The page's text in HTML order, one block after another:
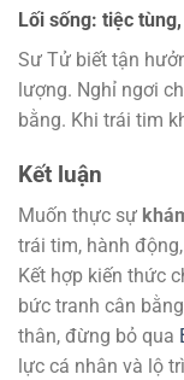
Lối sống: tiệc
Sư Tử biết tận
lượng. Nghỉ ngơi
bằng. Khi trái tim
Kết luận
Muốn thực sự
trái tim, hành
Kết hợp kiến thức
bức tranh cân
thân, đừng bỏ qua
lực cá nhân và lộ